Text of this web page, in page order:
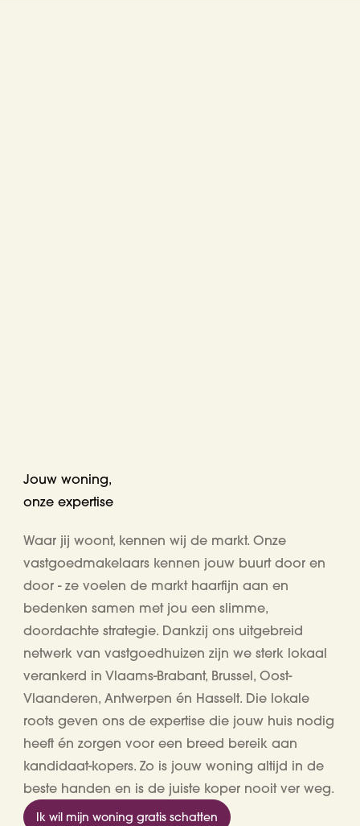
Jouw woning,
onze expertise
Waar jij woont, kennen wij de markt. Onze
vastgoedmakelaars kennen jouw buurt door en
door - ze voelen de markt haarfijn aan en
bedenken samen met jou een slimme,
doordachte strategie. Dankzij ons uitgebreid
netwerk van vastgoedhuizen zijn we sterk lokaal
verankerd in Vlaams-Brabant, Brussel, Oost-
Vlaanderen, Antwerpen én Hasselt. Die lokale
roots geven ons de expertise die jouw huis nodig
heeft én zorgen voor een breed bereik aan
kandidaat-kopers. Zo is jouw woning altijd in de
beste handen en is de juiste koper nooit ver weg.
Ik wil mijn woning gratis schatten